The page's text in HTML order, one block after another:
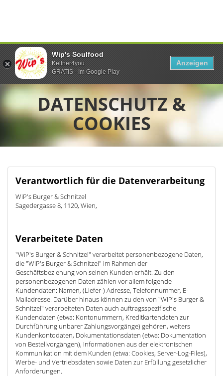
DATENSCHUTZ &
COOKIES
Verantwortlich für die Datenverarbeitung
WiP's Burger & Schnitzel
Sagedergasse 8, 1120, Wien,
Verarbeitete Daten
"WiP's Burger & Schnitzel" verarbeitet personenbezogene Daten,
die "WiP's Burger & Schnitzel" im Rahmen der
Geschäftsbeziehung von seinen Kunden erhält. Zu den
personenbezogenen Daten zählen vor allem folgende
Kundendaten: Namen, (Liefer-) Adresse, Telefonnummer, E-
Mailadresse. Darüber hinaus können zu den von "WiP's Burger &
Schnitzel" verarbeiteten Daten auch auftragsspezifische
Kundendaten (etwa: Kontonummern, Kreditkartendaten zur
Durchführung unbarer Zahlungsvorgänge) gehören, weiters
Kundenkontodaten, Dokumentationsdaten (etwa: Dokumentation
von Bestellvorgängen), Informationen aus der elektronischen
Kommunikation mit dem Kunden (etwa: Cookies, Server-Log-Files),
Werbe- und Vertriebsdaten sowie Daten zur Erfüllung gesetzlicher
Anforderungen.
Wip's Soulfood
Kellner4you
GRATIS - Im Google Play
Anzeigen